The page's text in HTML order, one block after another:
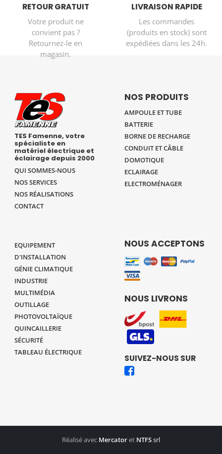
RETOUR GRATUIT
Votre produit ne
convient pas ?
Retournez-le en
magasin.
LIVRAISON RAPIDE
Les commandes
(produits en stock) sont
expédiées dans les 24h.
TES Famenne, votre
spécialiste en
matériel électrique et
éclairage depuis 2000
QUI SOMMES-NOUS
NOS SERVICES
NOS RÉALISATIONS
CONTACT
NOS PRODUITS
AMPOULE ET TUBE
BATTERIE
BORNE DE RECHARGE
CONDUIT ET CÂBLE
DOMOTIQUE
ECLAIRAGE
ELECTROMÉNAGER
EQUIPEMENT
D'INSTALLATION
GÉNIE CLIMATIQUE
INDUSTRIE
MULTIMÉDIA
OUTILLAGE
PHOTOVOLTAÏQUE
QUINCAILLERIE
SÉCURITÉ
TABLEAU ÉLECTRIQUE
NOUS ACCEPTONS
NOUS LIVRONS
SUIVEZ-NOUS SUR
Réalisé avec Mercatoret NTFSsrl